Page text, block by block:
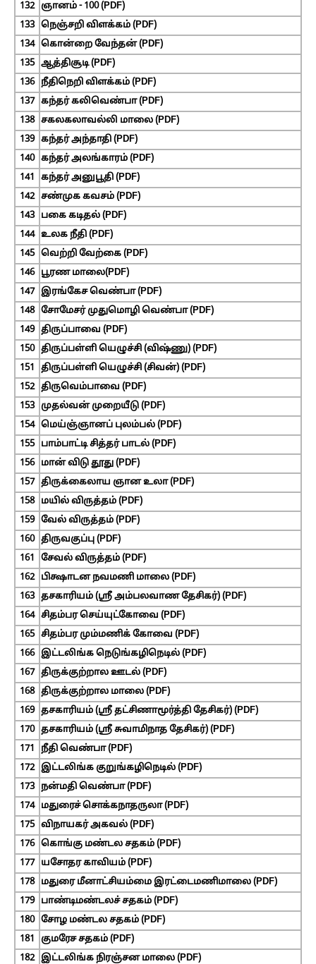
132
ஞானம் - 100 (PDF)
133 நெஞ்சறி விளக்கம் (PDF)
134 கொன்றை வேந்தன் (PDF)
135 ஆத்திசூடி (PDF)
136
நீதிநெறி விளக்கம் (PDF)
137 கந்தர் கலிவெண்பா (PDF)
138 சகலகலாவல்லி மாலை (PDF)
139 கந்தர் அந்தாதி (PDF)
140 கந்தர் அலங்காரம் (PDF)
141
கந்தர் அனுபூதி (PDF)
142 சண்முக கவசம் (PDF)
143
பகை கடிதல் (PDF)
144 உலக நீதி (PDF)
145 வெற்றி வேற்கை (PDF)
146
பூரண மாலை(PDF)
147 இரங்கேச வெண்பா (PDF)
148 சோமேசர் முதுமொழி வெண்பா (PDF)
149 திருப்பாவை (PDF)
150 திருப்பள்ளி யெழுச்சி (விஷ்ணு) (PDF)
151
திருப்பள்ளி யெழுச்சி (சிவன்) (PDF)
152 திருவெம்பாவை (PDF)
153 முதல்வன் முறையீடு (PDF)
154 மெய்ஞ்ஞானப் புலம்பல் (PDF)
155
பாம்பாட்டி சித்தர் பாடல் (PDF)
156
மான் விடு தூது (PDF)
157 திருக்கைலாய ஞான உலா (PDF)
158
மயில் விருத்தம் (PDF)
159 வேல் விருத்தம் (PDF)
160 திருவகுப்பு (PDF)
161
சேவல் விருத்தம் (PDF)
162
பிக்ஷாடன நவமணி மாலை (PDF)
163 தசகாரியம் (ஸ்ரீ அம்பலவாண தேசிகர்) (PDF)
164 சிதம்பர செய்யுட்கோவை (PDF)
165 சிதம்பர மும்மணிக் கோவை (PDF)
166 இட்டலிங்க நெடுங்கழிநெடில் (PDF)
167 திருக்குற்றால ஊடல் (PDF)
168 திருக்குற்றால மாலை (PDF)
169 தசகாரியம் (ஸ்ரீ தட்சிணாமூர்த்தி தேசிகர்) (PDF)
170 தசகாரியம் (ஸ்ரீ சுவாமிநாத தேசிகர்) (PDF)
171
நீதி வெண்பா (PDF)
172 இட்டலிங்க குறுங்கழிநெடில் (PDF)
173
நன்மதி வெண்பா (PDF)
174
மதுரைச் சொக்கநாதருலா (PDF)
175 விநாயகர் அகவல் (PDF)
176 கொங்கு மண்டல சதகம் (PDF)
177
யசோதர காவியம் (PDF)
178
மதுரை மீனாட்சியம்மை இரட்டைமணிமாலை (PDF)
179
பாண்டிமண்டலச் சதகம் (PDF)
180 சோழ மண்டல சதகம் (PDF)
181
குமரேச சதகம் (PDF)
182 இட்டலிங்க நிரஞ்சன மாலை (PDF)